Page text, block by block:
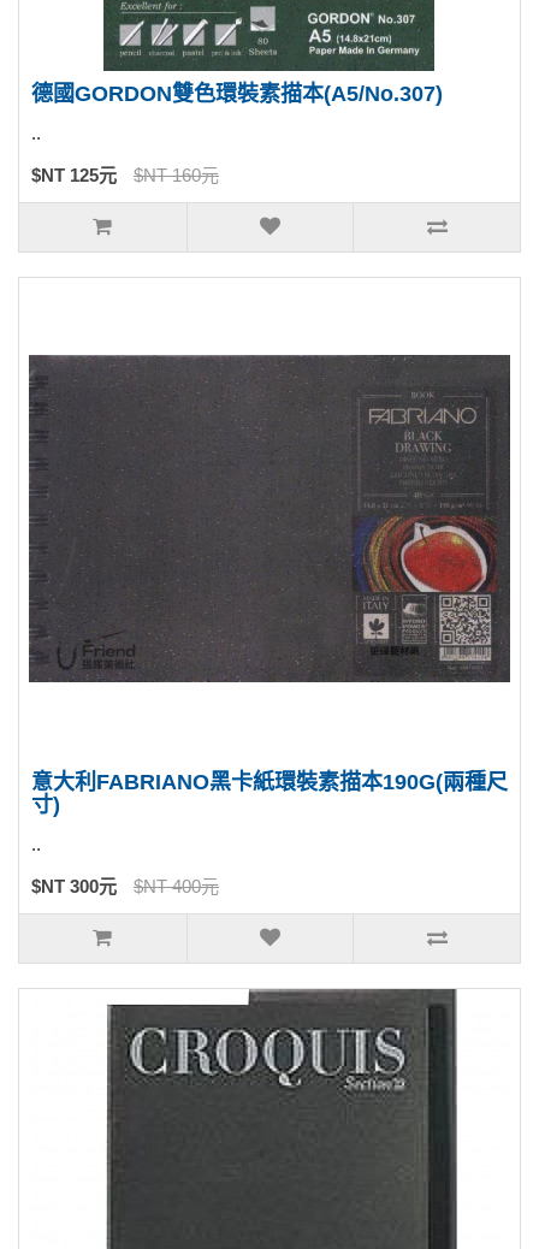
德國GORDON雙色環裝素描本(A5/No.307)
..
$NT 125元 $NT 160元
意大利FABRIANO黑卡紙環裝素描本190G(兩種尺
寸)
..
$NT 300元 $NT 400元